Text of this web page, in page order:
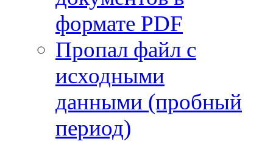
формате PDF
Пропал файл с
исходными
данными (пробный
период)